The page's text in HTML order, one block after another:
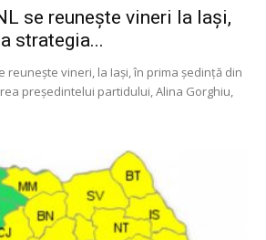
se reuneşte vineri la Iaşi,
strategia...
reuneşte vineri, la Iaşi, în prima şedinţă din
preşedintelui partidului, Alina Gorghiu,